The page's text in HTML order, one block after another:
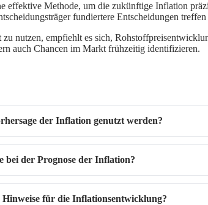
effektive Methode, um die zukünftige Inflation
fundiertere Entscheidungen treffen
nutzen, empfiehlt es sich,
auch Chancen im Markt frühzeitig identifizieren.
der Inflation genutzt werden?
bei der Prognose der Inflation?
Hinweise für die Inflationsentwicklung?